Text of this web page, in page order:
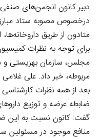
دبیر کانون انجمن‌های صنفی
درخصوص مصوبه ستاد
متادون از طریق
برای توجه به نظرات
مجلس، سازمان بهزیستی و
مربوطه، خبر داد. علی غلامی
بعد از همه نظرات
ضابطه عرضه و توزیع
گفت: کانون نسبت به این
منافع موجود در مسئولین